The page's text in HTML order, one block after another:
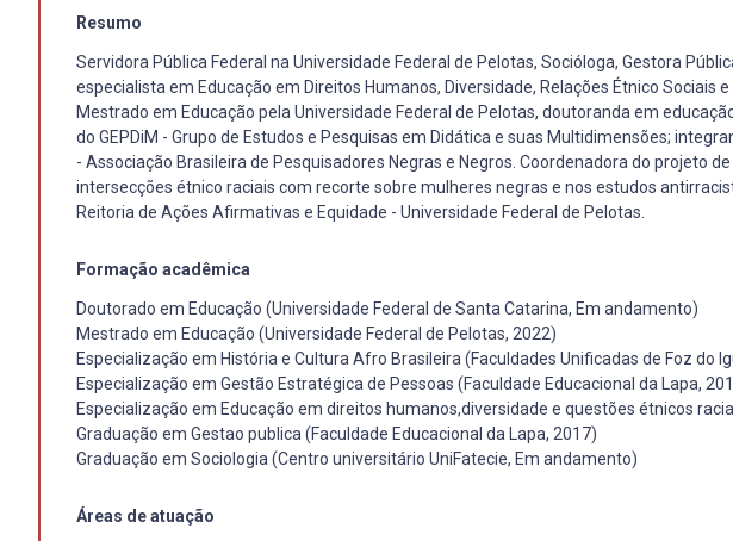
Resumo
Servidora Pública Federal na Universidade Federal de Pelotas, Socióloga, Gestora
especialista em Educação em Direitos Humanos, Diversidade, Relações Étnico Sociais
Mestrado em Educação pela Universidade Federal de Pelotas, doutoranda em
do GEPDiM - Grupo de Estudos e Pesquisas em Didática e suas Multidimensões;
- Associação Brasileira de Pesquisadores Negras e Negros. Coordenadora do projeto
intersecções étnico raciais com recorte sobre mulheres negras e nos estudos
Reitoria de Ações Afirmativas e Equidade - Universidade Federal de Pelotas.
Formação acadêmica
Doutorado em Educação (Universidade Federal de Santa Catarina, Em andamento)
Mestrado em Educação (Universidade Federal de Pelotas, 2022)
Especialização em História e Cultura Afro Brasileira (Faculdades Unificadas de Foz do
Especialização em Gestão Estratégica de Pessoas (Faculdade Educacional da Lapa,
Especialização em Educação em direitos humanos,diversidade e questões étnicos
Graduação em Gestao publica (Faculdade Educacional da Lapa, 2017)
Graduação em Sociologia (Centro universitário UniFatecie, Em andamento)
Áreas de atuação